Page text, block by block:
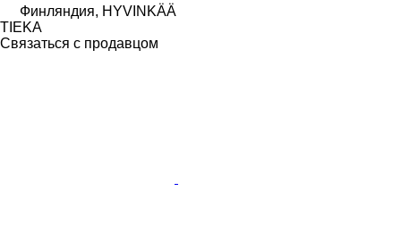
Финляндия, HYVINKÄÄ
TIEKA
Связаться с продавцом